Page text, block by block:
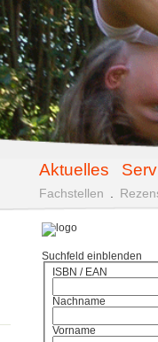
Aktuelles
Fachstellen
Suchfeld einblenden
ISBN / EAN
Nachname
Vorname